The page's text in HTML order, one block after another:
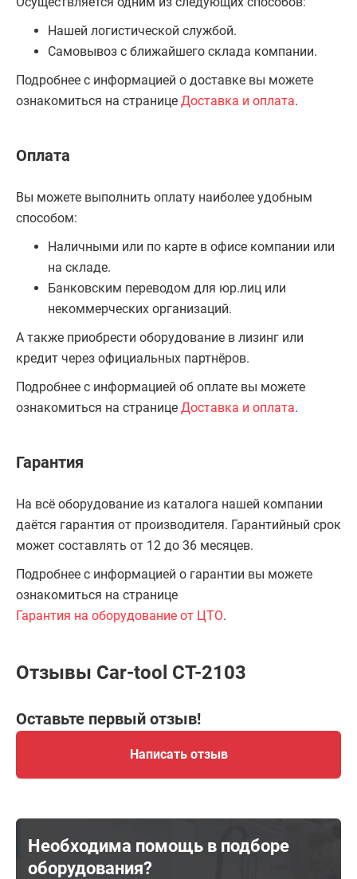
Нашей логистической службой.
Самовывоз с ближайшего склада компании.
Подробнее с информацией о доставке вы можете
ознакомиться на странице Доставка и оплата.
Оплата
Вы можете выполнить оплату наиболее удобным
способом:
Наличными или по карте в офисе компании или
на складе.
Банковским переводом для юр.лиц или
некоммерческих организаций.
А также приобрести оборудование в лизинг или
кредит через официальных партнёров.
Подробнее с информацией об оплате вы можете
ознакомиться на странице Доставка и оплата.
Гарантия
На всё оборудование из каталога нашей компании
даётся гарантия от производителя. Гарантийный срок
может составлять от 12 до 36 месяцев.
Подробнее с информацией о гарантии вы можете
ознакомиться на странице
Гарантия на оборудование от ЦТО.
Отзывы Car-tool CT-2103
Оставьте первый отзыв!
Написать отзыв
Необходима помощь в подборе
оборудования?